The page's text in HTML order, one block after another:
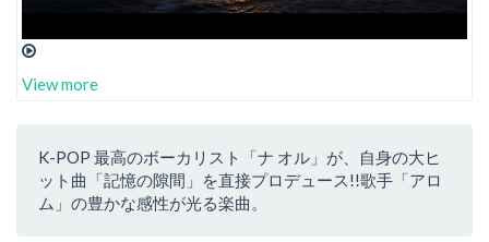
View more
K-POP 最高のボーカリスト「ナ オル」が、自身の大ヒ
ット曲「記憶の隙間」を直接プロデュース!!歌手「アロ
ム」の豊かな感性が光る楽曲。